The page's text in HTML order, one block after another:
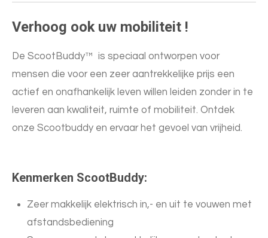
Verhoog ook uw mobiliteit !
De ScootBuddy™ is speciaal ontworpen voor
mensen die voor een zeer aantrekkelijke prijs een
actief en onafhankelijk leven willen leiden zonder in te
leveren aan kwaliteit, ruimte of mobiliteit. Ontdek
onze Scootbuddy en ervaar het gevoel van vrijheid.
Kenmerken ScootBuddy:
Zeer makkelijk elektrisch in,- en uit te vouwen met
afstandsbediening